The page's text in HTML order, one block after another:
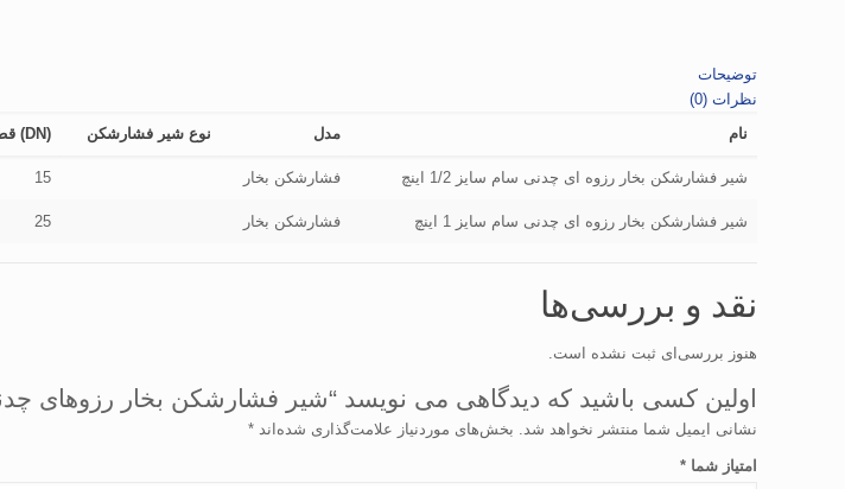
توضیحات
نظرات (0)
نام
مدل نوع شیر فشارشکن (DN) قطر نامی
شیر فشارشکن بخار رزوه ای چدنی سام سایز 1/2 اینچ فشارشکن بخار 15
شیر فشارشکن بخار رزوه ای چدنی سام سایز 1 اینچ فشارشکن بخار 25
نقد و بررسی‌ها
هنوز بررسی‌ای ثبت نشده است.
اولین کسی باشید که دیدگاهی می نویسد “شیر فشارشکن بخار رزوهای
نشانی ایمیل شما منتشر نخواهد شد. بخش‌های موردنیاز علامت‌گذاری شده‌اند*
امتیاز شما*